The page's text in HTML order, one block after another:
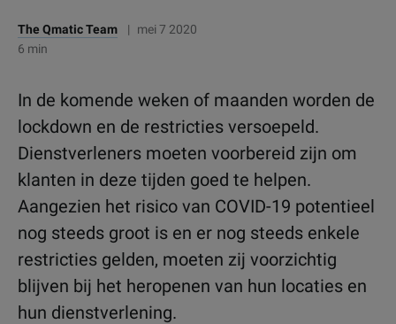
The Qmatic Team |
mei 7 2020
6 min
In de komende weken of maanden worden de
lockdown en de restricties versoepeld.
Dienstverleners moeten voorbereid zijn om
klanten in deze tijden goed te helpen.
Aangezien het risico van COVID-19 potentieel
nog steeds groot is en er nog steeds enkele
restricties gelden, moeten zij voorzichtig
blijven bij het heropenen van hun locaties en
hun dienstverlening.